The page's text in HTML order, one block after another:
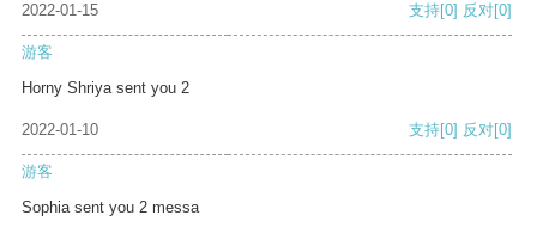
2022-01-15 支持[0] 反对[0]
游客
Horny Shriya sent you 2
2022-01-10 支持[0] 反对[0]
游客
Sophia sent you 2 messa